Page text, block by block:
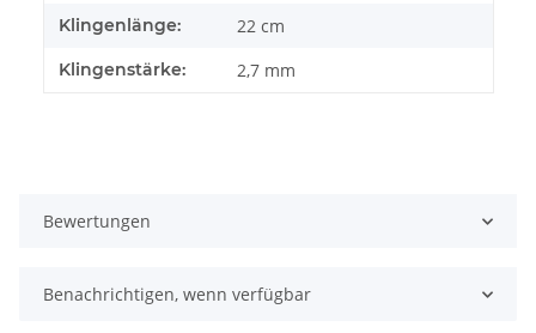
Klingenlänge: 22 cm
Klingenstärke: 2,7 mm
Bewertungen
Benachrichtigen, wenn verfügbar